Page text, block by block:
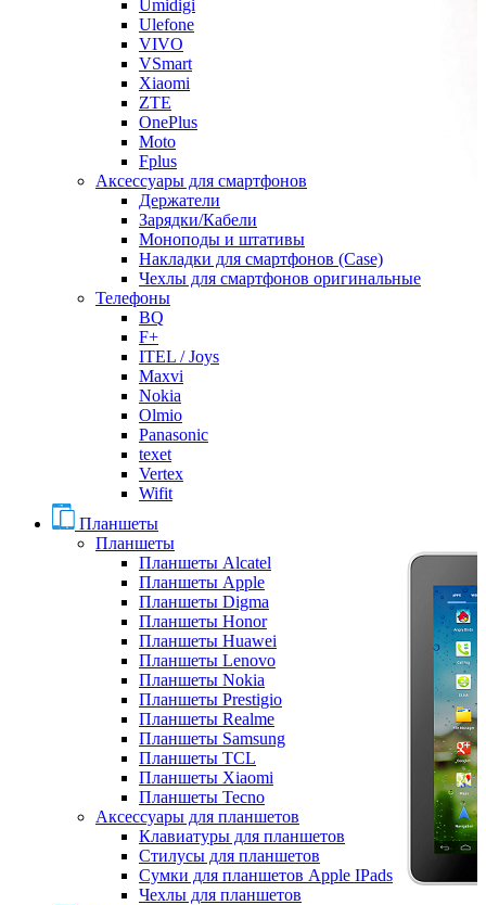
Umidigi
Ulefone
VIVO
VSmart
Xiaomi
ZTE
OnePlus
Moto
Fplus
Аксессуары для смартфонов
Держатели
Зарядки/Кабели
Моноподы и штативы
Накладки для смартфонов (Case)
Чехлы для смартфонов оригинальные
Телефоны
BQ
F+
ITEL / Joys
Maxvi
Nokia
Olmio
Panasonic
texet
Vertex
Wifit
Планшеты
Планшеты
Планшеты Alcatel
Планшеты Apple
Планшеты Digma
Планшеты Honor
Планшеты Huawei
Планшеты Lenovo
Планшеты Nokia
Планшеты Prestigio
Планшеты Realme
Планшеты Samsung
Планшеты TCL
Планшеты Xiaomi
Планшеты Tecno
Аксессуары для планшетов
Клавиатуры для планшетов
Стилусы для планшетов
Сумки для планшетов Apple IPads
Чехлы для планшетов